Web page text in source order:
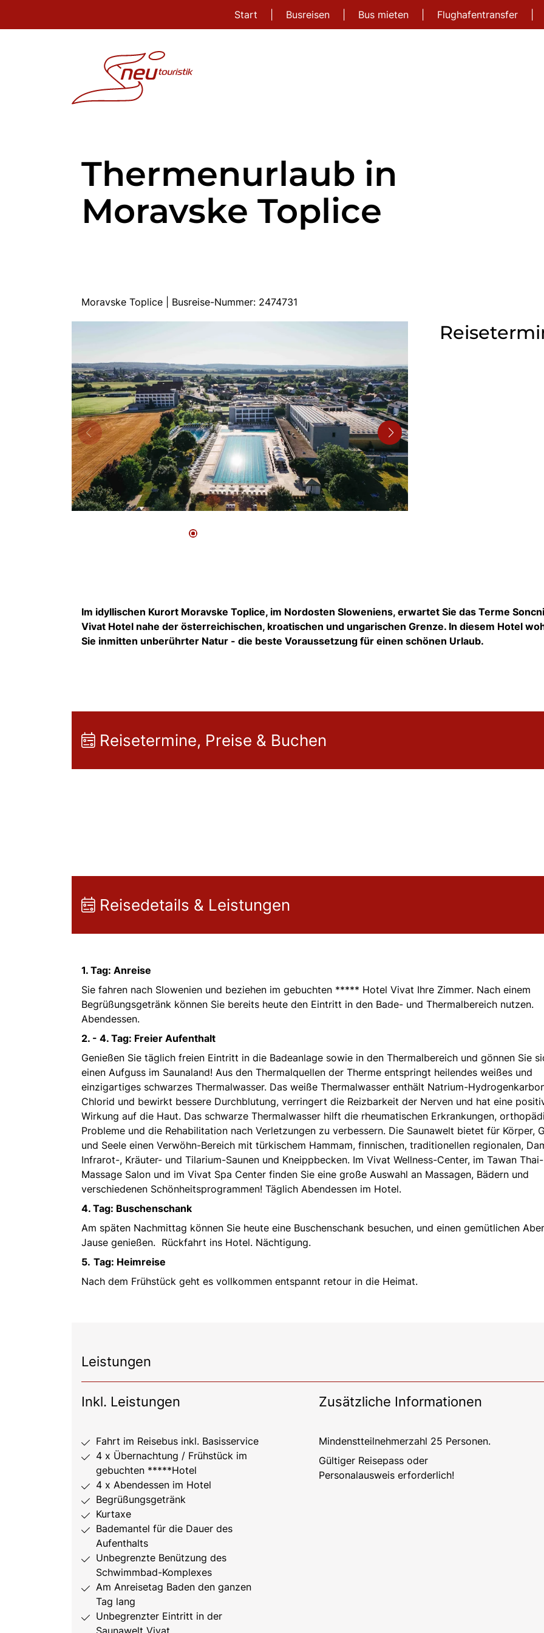
Start Busreisen Bus mieten Flughafentransfer
Thermenurlaub in
Moravske Toplice
Moravske Toplice | Busreise-Nummer: 2474731
Im idyllischen Kurort Moravske Toplice, im Nordosten Sloweniens, erwartet Sie das Terme
Vivat Hotel nahe der österreichischen, kroatischen und ungarischen Grenze. In diesem Hotel
Sie inmitten unberührter Natur - die beste Voraussetzung für einen schönen Urlaub.
Reisetermine, Preise & Buchen
Reisedetails & Leistungen
1. Tag: Anreise
Sie fahren nach Slowenien und beziehen im gebuchten ***** Hotel Vivat Ihre Zimmer. Nach einem
Begrüßungsgetränk können Sie bereits heute den Eintritt in den Bade- und Thermalbereich nutzen.
Abendessen.
2. - 4. Tag: Freier Aufenthalt
Genießen Sie täglich freien Eintritt in die Badeanlage sowie in den Thermalbereich und gönnen Sie
einen Aufguss im Saunaland! Aus den Thermalquellen der Therme entspringt heilendes weißes und
einzigartiges schwarzes Thermalwasser. Das weiße Thermalwasser enthält Natrium-
Chlorid und bewirkt bessere Durchblutung, verringert die Reizbarkeit der Nerven und hat eine
Wirkung auf die Haut. Das schwarze Thermalwasser hilft die rheumatischen Erkrankungen,
Probleme und die Rehabilitation nach Verletzungen zu verbessern. Die Saunawelt bietet für Körper,
und Seele einen Verwöhn-Bereich mit türkischem Hammam, finnischen, traditionellen regionalen,
Infrarot-, Kräuter- und Tilarium-Saunen und Kneippbecken. Im Vivat Wellness-Center, im Tawan Thai-
Massage Salon und im Vivat Spa Center finden Sie eine große Auswahl an Massagen, Bädern und
verschiedenen Schönheitsprogrammen! Täglich Abendessen im Hotel.
4. Tag: Buschenschank
Am späten Nachmittag können Sie heute eine Buschenschank besuchen, und einen gemütlichen
Jause genießen. Rückfahrt ins Hotel. Nächtigung.
5. Tag: Heimreise
Nach dem Frühstück geht es vollkommen entspannt retour in die Heimat.
Leistungen
Inkl. Leistungen
Fahrt im Reisebus inkl. Basisservice
4 x Übernachtung / Frühstück im
gebuchten *****Hotel
4 x Abendessen im Hotel
Begrüßungsgetränk
Kurtaxe
Bademantel für die Dauer des
Aufenthalts
Unbegrenzte Benützung des
Schwimmbad-Komplexes
Am Anreisetag Baden den ganzen
Tag lang
Unbegrenzter Eintritt in der
Zusätzliche Informationen
Mindenstteilnehmerzahl 25 Personen.
Gültiger Reisepass oder
Personalausweis erforderlich!